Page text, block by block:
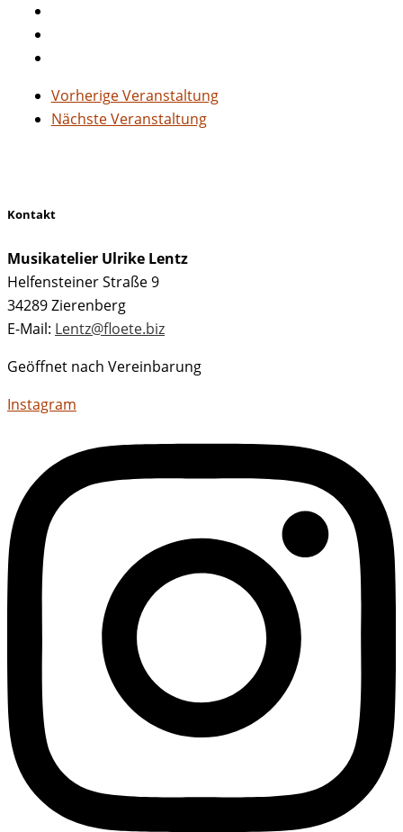
Vorherige Veranstaltung
Nächste Veranstaltung
Kontakt
Musikatelier Ulrike Lentz
Helfensteiner Straße 9
34289 Zierenberg
E-Mail: Lentz@floete.biz
Geöffnet nach Vereinbarung
Instagram